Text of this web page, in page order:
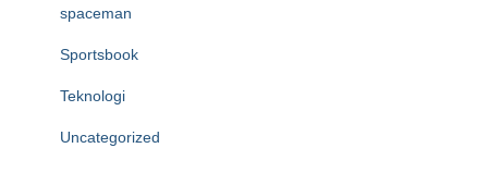
spaceman
Sportsbook
Teknologi
Uncategorized